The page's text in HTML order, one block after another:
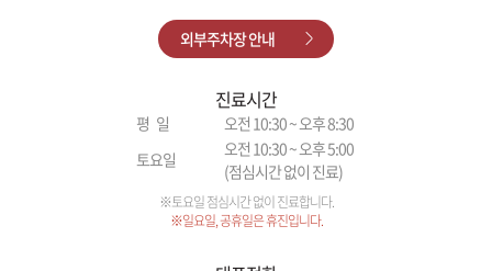
외부주차장 안내
진료시간
평 일
오전 10:30 ~ 오후 8:30
토요일
오전 10:30 ~ 오후 5:00
(점심시간 없이 진료)
※토요일 점심시간 없이 진료합니다.
※일요일, 공휴일은 휴진입니다.